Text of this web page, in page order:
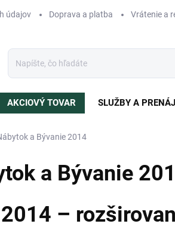
údajov Doprava a platba Vrátenie a
AKCIOVÝ TOVAR SLUŽBY A
a Bývanie 2014
a Bývanie
–